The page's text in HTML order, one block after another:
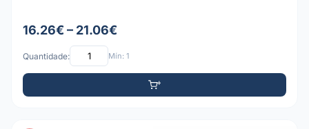
16.26€ – 21.06€
Quantidade: Mín: 1